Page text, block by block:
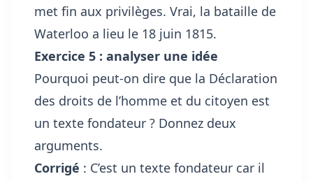
met fin aux privilèges. Vrai, la bataille de
Waterloo a lieu le 18 juin 1815.
Exercice 5 : analyser une idée
Pourquoi peut-on dire que la Déclaration
des droits de l’homme et du citoyen est
un texte fondateur ? Donnez deux
arguments.
Corrigé : C’est un texte fondateur car il